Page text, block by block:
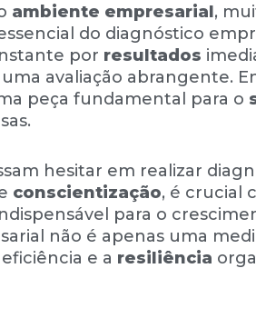
ambiente empresarial,
do diagnóstico
por resultados
avaliação abrangente.
peça fundamental para o
hesitar em realizar
conscientização, é crucial
para o
não é apenas uma
e a resiliência